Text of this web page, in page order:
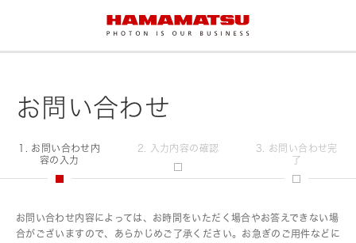
お問い合わせ
1. お問い合わせ内
容の入力
2. 入力内容の確認
3. お問い合わせ完
了
お問い合わせ内容によっては、お時間をいただく場合やお答えできない場
合がございますので、あらかじめご了承ください。お急ぎのご用件などに